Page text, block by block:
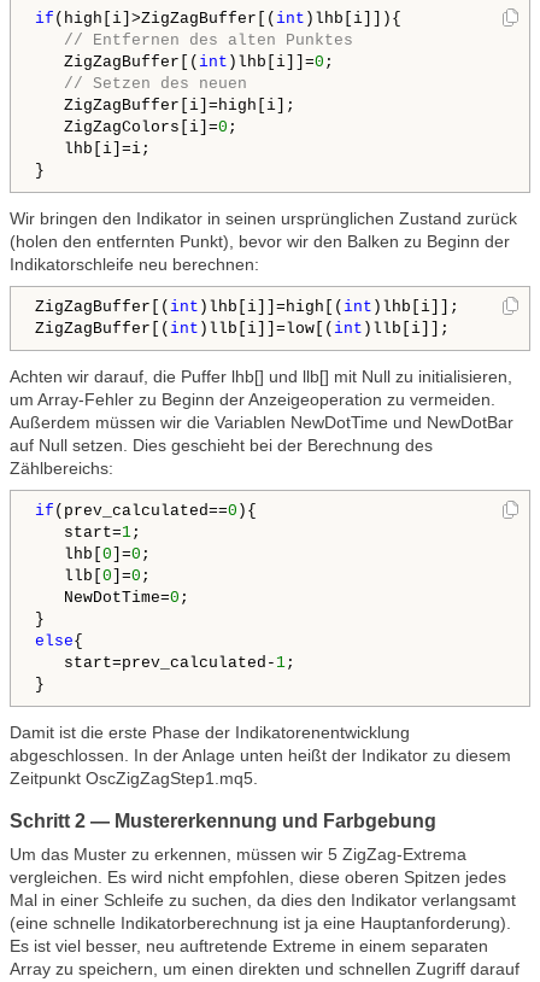
if (high[i]>ZigZagBuffer[( int )lhb[i]]){
// Entfernen des alten Punktes
ZigZagBuffer[( int )lhb[i]]=0 ;
// Setzen des neuen
ZigZagBuffer[i]=high[i];
ZigZagColors[i]=0 ;
lhb[i]=i;
Wir bringen den Indikator in seinen ursprünglichen Zustand zurück
(holen den entfernten Punkt), bevor wir den Balken zu Beginn der
Indikatorschleife neu berechnen:
ZigZagBuffer[( int )lhb[i]]=high[( int )lhb[i]];
ZigZagBuffer[( int )llb[i]]=low[( int
Achten wir darauf, die Puffer lhb[] und llb[] mit Null zu initialisieren,
um Array-Fehler zu Beginn der Anzeigeoperation zu vermeiden.
Außerdem müssen wir die Variablen NewDotTime und NewDotBar
auf Null setzen. Dies geschieht bei der Berechnung des
Zählbereichs:
if (prev_calculated==0 ){
start=1;
lhb[ 0 ]=0 ;
llb[ 0 ]=0 ;
NewDotTime=0 ;
else{
start=prev_calculated- 1;
Damit ist die erste Phase der Indikatorenentwicklung
abgeschlossen. In der Anlage unten heißt der Indikator zu diesem
Zeitpunkt OscZigZagStep1.mq5.
Schritt 2 — Mustererkennung und Farbgebung
Um das Muster zu erkennen, müssen wir 5 ZigZag-Extrema
vergleichen. Es wird nicht empfohlen, diese oberen Spitzen jedes
Mal in einer Schleife zu suchen, da dies den Indikator verlangsamt
(eine schnelle Indikatorberechnung ist ja eine Hauptanforderung).
Es ist viel besser, neu auftretende Extreme in einem separaten
Array zu speichern, um einen direkten und schnellen Zugriff darauf